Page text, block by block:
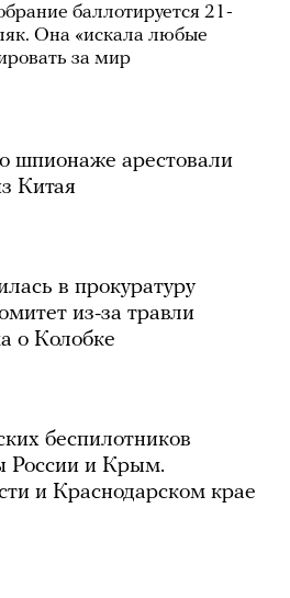
баллотируется 21-
Она «искала любые
за мир
шпионаже арестовали
Китая
в прокуратуру
из-за травли
о Колобке
беспилотников
России и Крым.
и Краснодарском крае